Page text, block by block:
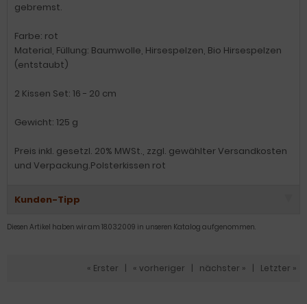
gebremst.
Farbe: rot
Material, Füllung: Baumwolle, Hirsespelzen, Bio Hirsespelzen
(entstaubt)
2 Kissen Set: 16 - 20 cm
Gewicht: 125 g
Preis inkl. gesetzl. 20% MWSt., zzgl. gewählter Versandkosten
und Verpackung.Polsterkissen rot
Kunden-Tipp
Diesen Artikel haben wir am 18.03.2009 in unseren Katalog aufgenommen.
« Erster « vorheriger nächster » Letzter »